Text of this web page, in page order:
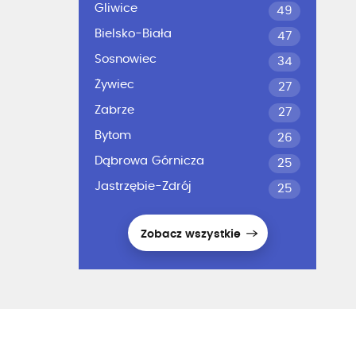
Gliwice
49
Bielsko-Biała
47
Sosnowiec
34
Żywiec
27
Zabrze
27
Bytom
26
Dąbrowa Górnicza
25
Jastrzębie-Zdrój
25
Zobacz wszystkie